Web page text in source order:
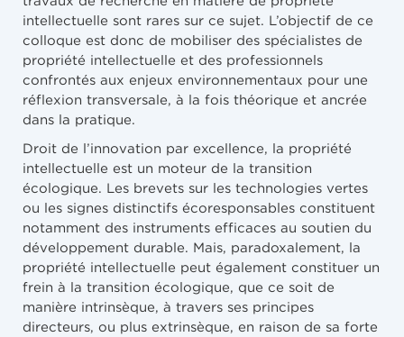
intellectuelle sont rares sur ce sujet. L’objectif de ce
colloque est donc de mobiliser des spécialistes de
propriété intellectuelle et des professionnels
confrontés aux enjeux environnementaux pour une
réflexion transversale, à la fois théorique et ancrée
dans la pratique.
Droit de l’innovation par excellence, la propriété
intellectuelle est un moteur de la transition
écologique. Les brevets sur les technologies vertes
ou les signes distinctifs écoresponsables constituent
notamment des instruments efficaces au soutien du
développement durable. Mais, paradoxalement, la
propriété intellectuelle peut également constituer un
frein à la transition écologique, que ce soit de
manière intrinsèque, à travers ses principes
directeurs, ou plus extrinsèque, en raison de sa forte